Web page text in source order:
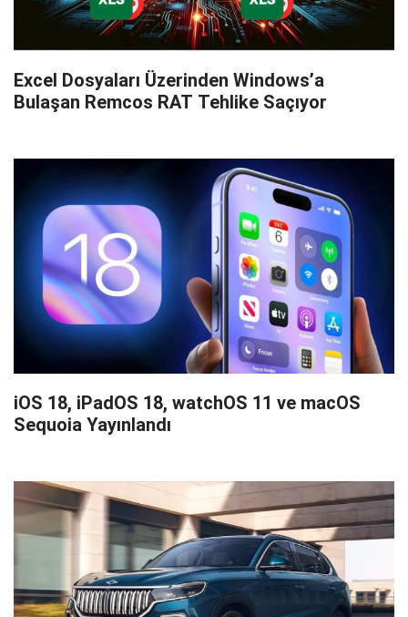
Excel Dosyaları Üzerinden Windows’a
Bulaşan Remcos RAT Tehlike Saçıyor
iOS 18, iPadOS 18, watchOS 11 ve macOS
Sequoia Yayınlandı